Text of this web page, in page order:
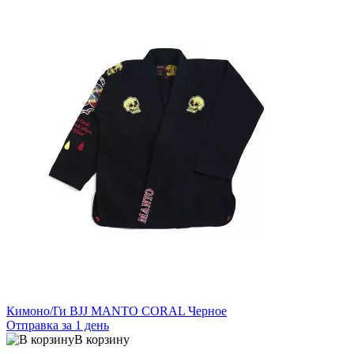
Кимоно/Ги BJJ MANTO CORAL Черное
Отправка за 1 день
В корзину